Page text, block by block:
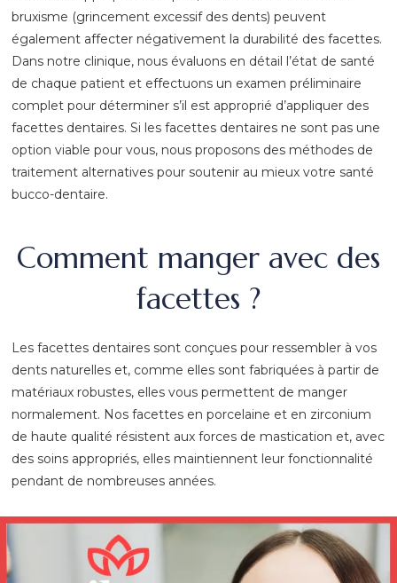
bruxisme (grincement excessif des dents) peuvent
également affecter négativement la durabilité des facettes.
Dans notre clinique, nous évaluons en détail l’état de santé
de chaque patient et effectuons un examen préliminaire
complet pour déterminer s’il est approprié d’appliquer des
facettes dentaires. Si les facettes dentaires ne sont pas une
option viable pour vous, nous proposons des méthodes de
traitement alternatives pour soutenir au mieux votre santé
bucco-dentaire.
Comment manger avec des
facettes ?
Les facettes dentaires sont conçues pour ressembler à vos
dents naturelles et, comme elles sont fabriquées à partir de
matériaux robustes, elles vous permettent de manger
normalement. Nos facettes en porcelaine et en zirconium
de haute qualité résistent aux forces de mastication et, avec
des soins appropriés, elles maintiennent leur fonctionnalité
pendant de nombreuses années.